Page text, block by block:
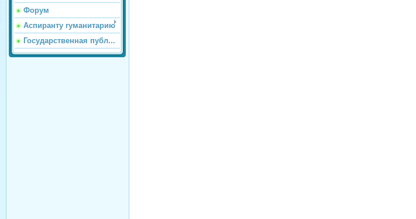
Форум
Аспиранту гуманитарию
Государственная публ...